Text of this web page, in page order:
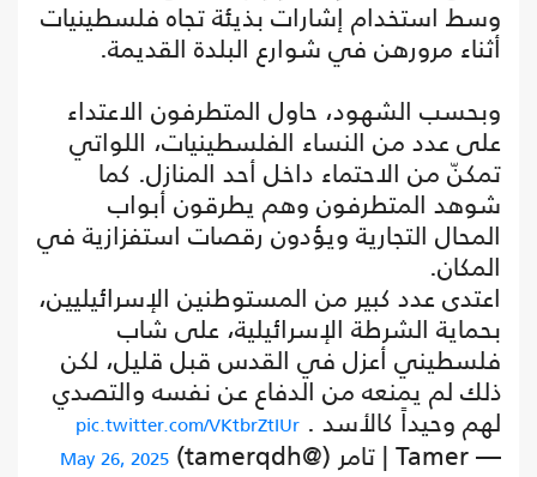
وسط استخدام إشارات بذيئة تجاه فلسطينيات
أثناء مرورهن في شوارع البلدة القديمة.
وبحسب الشهود، حاول المتطرفون الاعتداء
على عدد من النساء الفلسطينيات، اللواتي
تمكنّ من الاحتماء داخل أحد المنازل. كما
شوهد المتطرفون وهم يطرقون أبواب
المحال التجارية ويؤدون رقصات استفزازية في
المكان.
اعتدى عدد كبير من المستوطنين الإسرائيليين،
بحماية الشرطة الإسرائيلية، على شاب
فلسطيني أعزل في القدس قبل قليل، لكن
ذلك لم يمنعه من الدفاع عن نفسه والتصدي
لهم وحيداً كالأسد . pic.twitter.com/VKtbrZtIUr
— Tamer | تامر (@tamerqdh) May 26, 2025